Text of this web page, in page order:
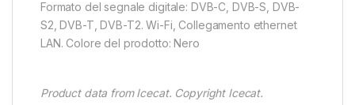
Formato del segnale digitale: DVB-C, DVB-S, DVB-
S2, DVB-T, DVB-T2. Wi-Fi, Collegamento ethernet
LAN. Colore del prodotto: Nero
Product data from Icecat. Copyright Icecat.